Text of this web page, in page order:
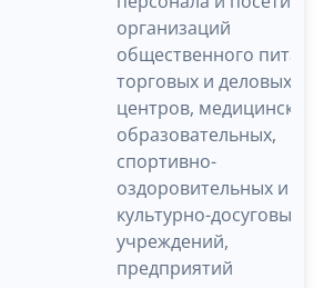
организаций
общественного
торговых и деловых
центров, медицинских,
образовательных,
спортивно-
оздоровительных и
культурно-досуговых
учреждений,
предприятий